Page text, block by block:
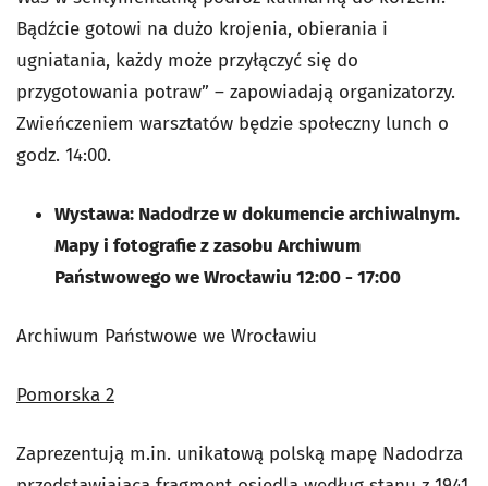
Bądźcie gotowi na dużo krojenia, obierania i
ugniatania, każdy może przyłączyć się do
przygotowania potraw” – zapowiadają organizatorzy.
Zwieńczeniem warsztatów będzie społeczny lunch o
godz. 14:00.
Wystawa: Nadodrze w dokumencie archiwalnym.
Mapy i fotografie z zasobu Archiwum
Państwowego we Wrocławiu 12:00 - 17:00
Archiwum Państwowe we Wrocławiu
Pomorska 2
Zaprezentują m.in. unikatową polską mapę Nadodrza